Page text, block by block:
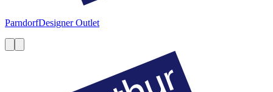
ParndorfDesigner Outlet